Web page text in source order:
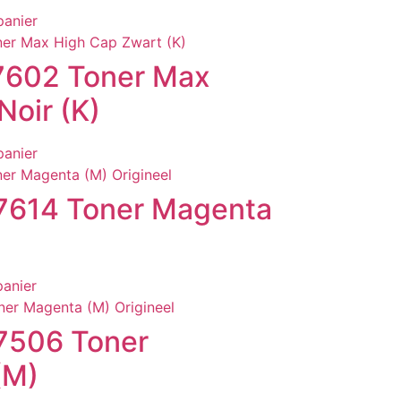
Toner Max
(K)
Toner Magenta
Toner